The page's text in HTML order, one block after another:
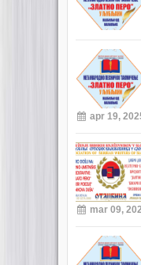
apr 19,
mar 09,